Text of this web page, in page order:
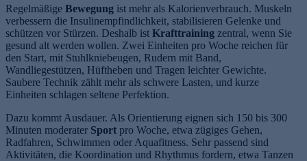
Regelmäßige Bewegung ist mehr als Kalorienverbrauch. Muskeln
verbessern die Insulinempfindlichkeit, stabilisieren Gelenke und
schützen vor Stürzen. Deshalb ist Krafttraining zentral, wenn Sie
gesund alt werden wollen. Zwei Einheiten pro Woche reichen für
den Start, mit Stuhlkniebeugen, Rudern mit Band,
Wandliegestützen, Hüftheben und Tragen leichter Gewichte.
Saubere Technik zählt mehr als schwere Lasten, und kurze
Einheiten schlagen seltene Perfektion.
Dazu kommt Ausdauer. Als Orientierung eignen sich 150 bis 300
Minuten moderater Sport pro Woche, etwa zügiges Gehen,
Radfahren, Schwimmen oder Aquafitness. Sehr passend sind
Aktivitäten, die Koordination und Rhythmus fordern, etwa Tanzen